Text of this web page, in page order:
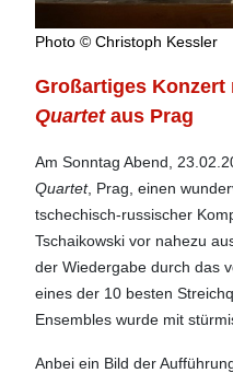
Photo © Christoph Kessler
Großartiges Konzert
Quartetaus Prag
Am Sonntag Abend,
Quartet, Prag, einen
tschechisch-russischer
Tschaikowski vor nahezu
der Wiedergabe durch das
eines der 10 besten
Ensembles wurde mit
Anbei ein Bild der